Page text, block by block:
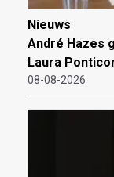
Nieuws
André Hazes
Laura
08-08-2026